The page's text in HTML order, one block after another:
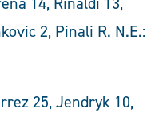
2, Pinali R. N.E.:
25, Jendryk 10,